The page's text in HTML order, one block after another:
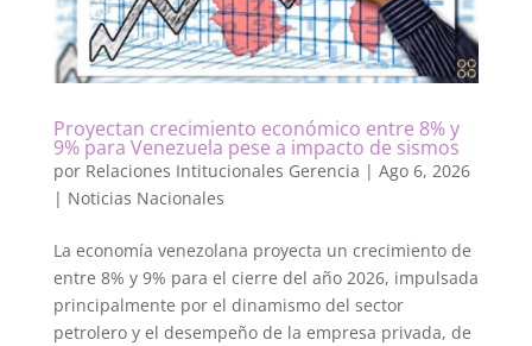
Proyectan crecimiento económico entre 8% y
9% para Venezuela pese a impacto de sismos
por Relaciones Intitucionales Gerencia | Ago 6, 2026
| Noticias Nacionales
La economía venezolana proyecta un crecimiento de
entre 8% y 9% para el cierre del año 2026, impulsada
principalmente por el dinamismo del sector
petrolero y el desempeño de la empresa privada, de